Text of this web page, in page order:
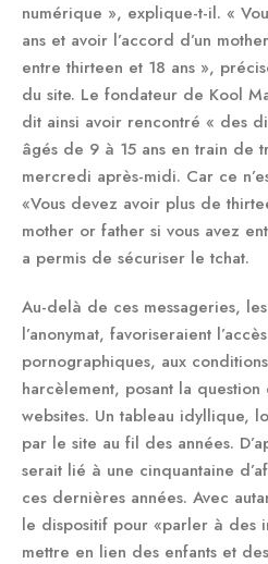
numérique », explique-t-il. «
ans et avoir l’accord d’un
entre thirteen et 18 ans »,
du site. Le fondateur de Kool
dit ainsi avoir rencontré « des
âgés de 9 à 15 ans en train de
mercredi après-midi. Car ce
«Vous devez avoir plus de
mother or father si vous avez
a permis de sécuriser le tchat.
Au-delà de ces messageries,
l’anonymat, favoriseraient
pornographiques, aux
harcèlement, posant la
websites. Un tableau idyllique,
par le site au fil des années.
serait lié à une cinquantaine
ces dernières années. Avec
le dispositif pour «parler à des
mettre en lien des enfants et